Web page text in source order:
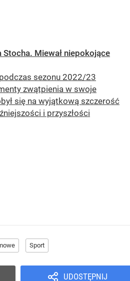
Miewał niepokojące
sezonu 2022/23
zwątpienia w swoje
się na wyjątkową szczerość
i przyszłości
Sport
UDOSTĘPNIJ